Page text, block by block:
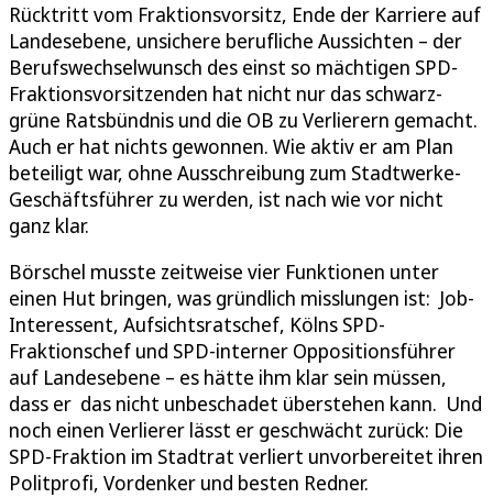
Rücktritt vom Fraktionsvorsitz, Ende der Karriere auf
Landesebene, unsichere berufliche Aussichten – der
Berufswechselwunsch des einst so mächtigen SPD-
Fraktionsvorsitzenden hat nicht nur das schwarz-
grüne Ratsbündnis und die OB zu Verlierern gemacht.
Auch er hat nichts gewonnen. Wie aktiv er am Plan
beteiligt war, ohne Ausschreibung zum Stadtwerke-
Geschäftsführer zu werden, ist nach wie vor nicht
ganz klar.
Börschel musste zeitweise vier Funktionen unter
einen Hut bringen, was gründlich misslungen ist: Job-
Interessent, Aufsichtsratschef, Kölns SPD-
Fraktionschef und SPD-interner Oppositionsführer
auf Landesebene – es hätte ihm klar sein müssen,
dass er das nicht unbeschadet überstehen kann. Und
noch einen Verlierer lässt er geschwächt zurück: Die
SPD-Fraktion im Stadtrat verliert unvorbereitet ihren
Politprofi, Vordenker und besten Redner.